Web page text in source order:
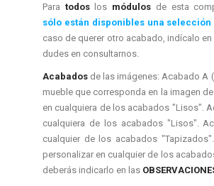
Para todoslos módulos de esta
sólo están disponibles una
caso de querer otro acabado, indícalo
dudes en consultarnos.
Acabados de las imágenes: Acabado A
mueble que corresponda en la imagen
en cualquiera de los acabados "Lisos".
cualquiera de los acabados "Lisos".
cualquier de los acabados
personalizar en cualquier de los
deberás indicarlo en las